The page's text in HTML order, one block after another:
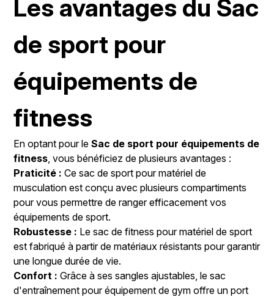
Les avantages du Sac
de sport pour
équipements de
fitness
En optant pour leSac de sport pour équipements de
fitness , vous bénéficiez de plusieurs avantages :
Praticité : Ce sac de sport pour matériel de
musculation est conçu avec plusieurs compartiments
pour vous permettre de ranger efficacement vos
équipements de sport.
Robustesse : Le sac de fitness pour matériel de sport
est fabriqué à partir de matériaux résistants pour garantir
une longue durée de vie.
Confort : Grâce à ses sangles ajustables, le sac
d'entraînement pour équipement de gym offre un port